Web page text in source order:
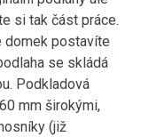
si tak část práce.
domek postavíte
se skládá
Podkladová
mm širokými,
(již